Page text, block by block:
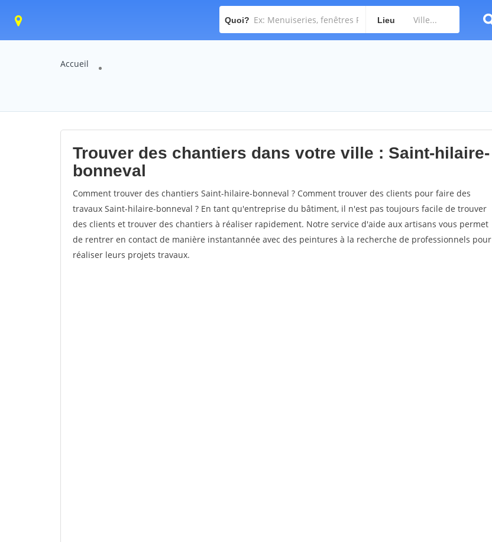
Quoi? Lieu
Accueil
Trouver des chantiers dans votre ville : Saint-hilaire-
bonneval
Comment trouver des chantiers Saint-hilaire-bonneval ? Comment trouver des clients pour faire des
travaux Saint-hilaire-bonneval ? En tant qu'entreprise du bâtiment, il n'est pas toujours facile de trouver
des clients et trouver des chantiers à réaliser rapidement. Notre service d'aide aux artisans vous permet
de rentrer en contact de manière instantannée avec des peintures à la recherche de professionnels pour
réaliser leurs projets travaux.